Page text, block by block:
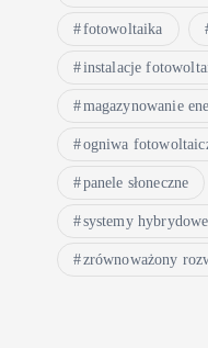
fotowoltaika
instalacje
magazynowanie
ogniwa
panele słoneczne
systemy hybrydowe
zrównoważony